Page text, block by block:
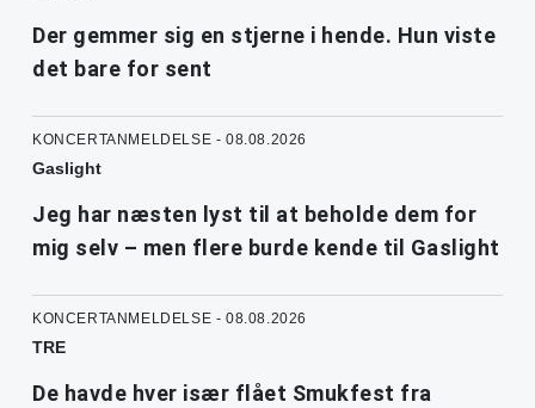
Der gemmer sig en stjerne i hende. Hun viste
det bare for sent
KONCERTANMELDELSE - 08.08.2026
Gaslight
Jeg har næsten lyst til at beholde dem for
mig selv – men flere burde kende til Gaslight
KONCERTANMELDELSE - 08.08.2026
TRE
De havde hver især flået Smukfest fra